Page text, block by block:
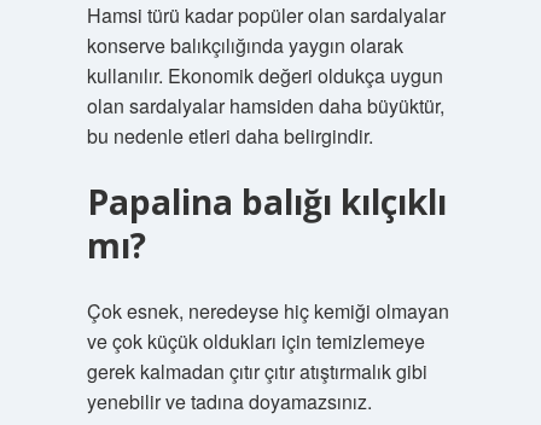
Hamsi türü kadar popüler olan sardalyalar
konserve balıkçılığında yaygın olarak
kullanılır. Ekonomik değeri oldukça uygun
olan sardalyalar hamsiden daha büyüktür,
bu nedenle etleri daha belirgindir.
Papalina balığı kılçıklı
mı?
Çok esnek, neredeyse hiç kemiği olmayan
ve çok küçük oldukları için temizlemeye
gerek kalmadan çıtır çıtır atıştırmalık gibi
yenebilir ve tadına doyamazsınız.